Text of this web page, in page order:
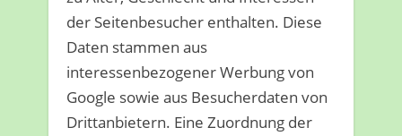
der Seitenbesucher enthalten. Diese
Daten stammen aus
interessenbezogener Werbung von
Google sowie aus Besucherdaten von
Drittanbietern. Eine Zuordnung der